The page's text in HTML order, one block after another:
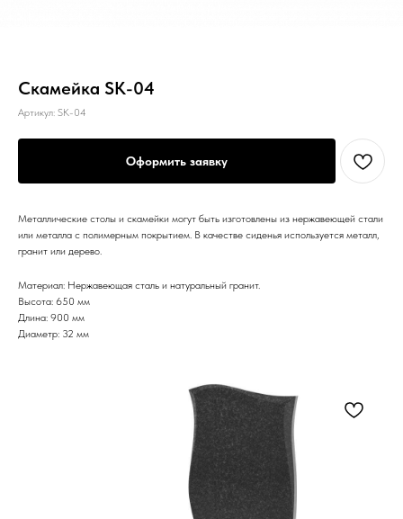
Скамейка SK-04
Артикул: SK-04
Оформить заявку
Металлические столы и скамейки могут быть изготовлены из нержавеющей стали
или металла с полимерным покрытием. В качестве сиденья используется металл,
гранит или дерево.
Материал: Нержавеющая сталь и натуральный гранит.
Высота: 650 мм
Длина: 900 мм
Диаметр: 32 мм